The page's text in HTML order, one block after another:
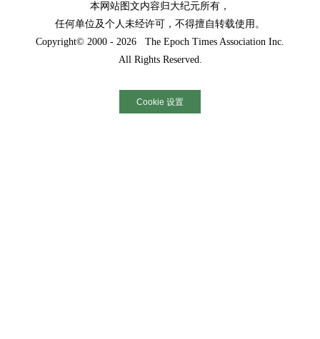
本网站图文内容归大纪元所有，
任何单位及个人未经许可，不得擅自转载使用。
Copyright© 2000 - 2026 The Epoch Times Association Inc.
All Rights Reserved.
Cookie 设置